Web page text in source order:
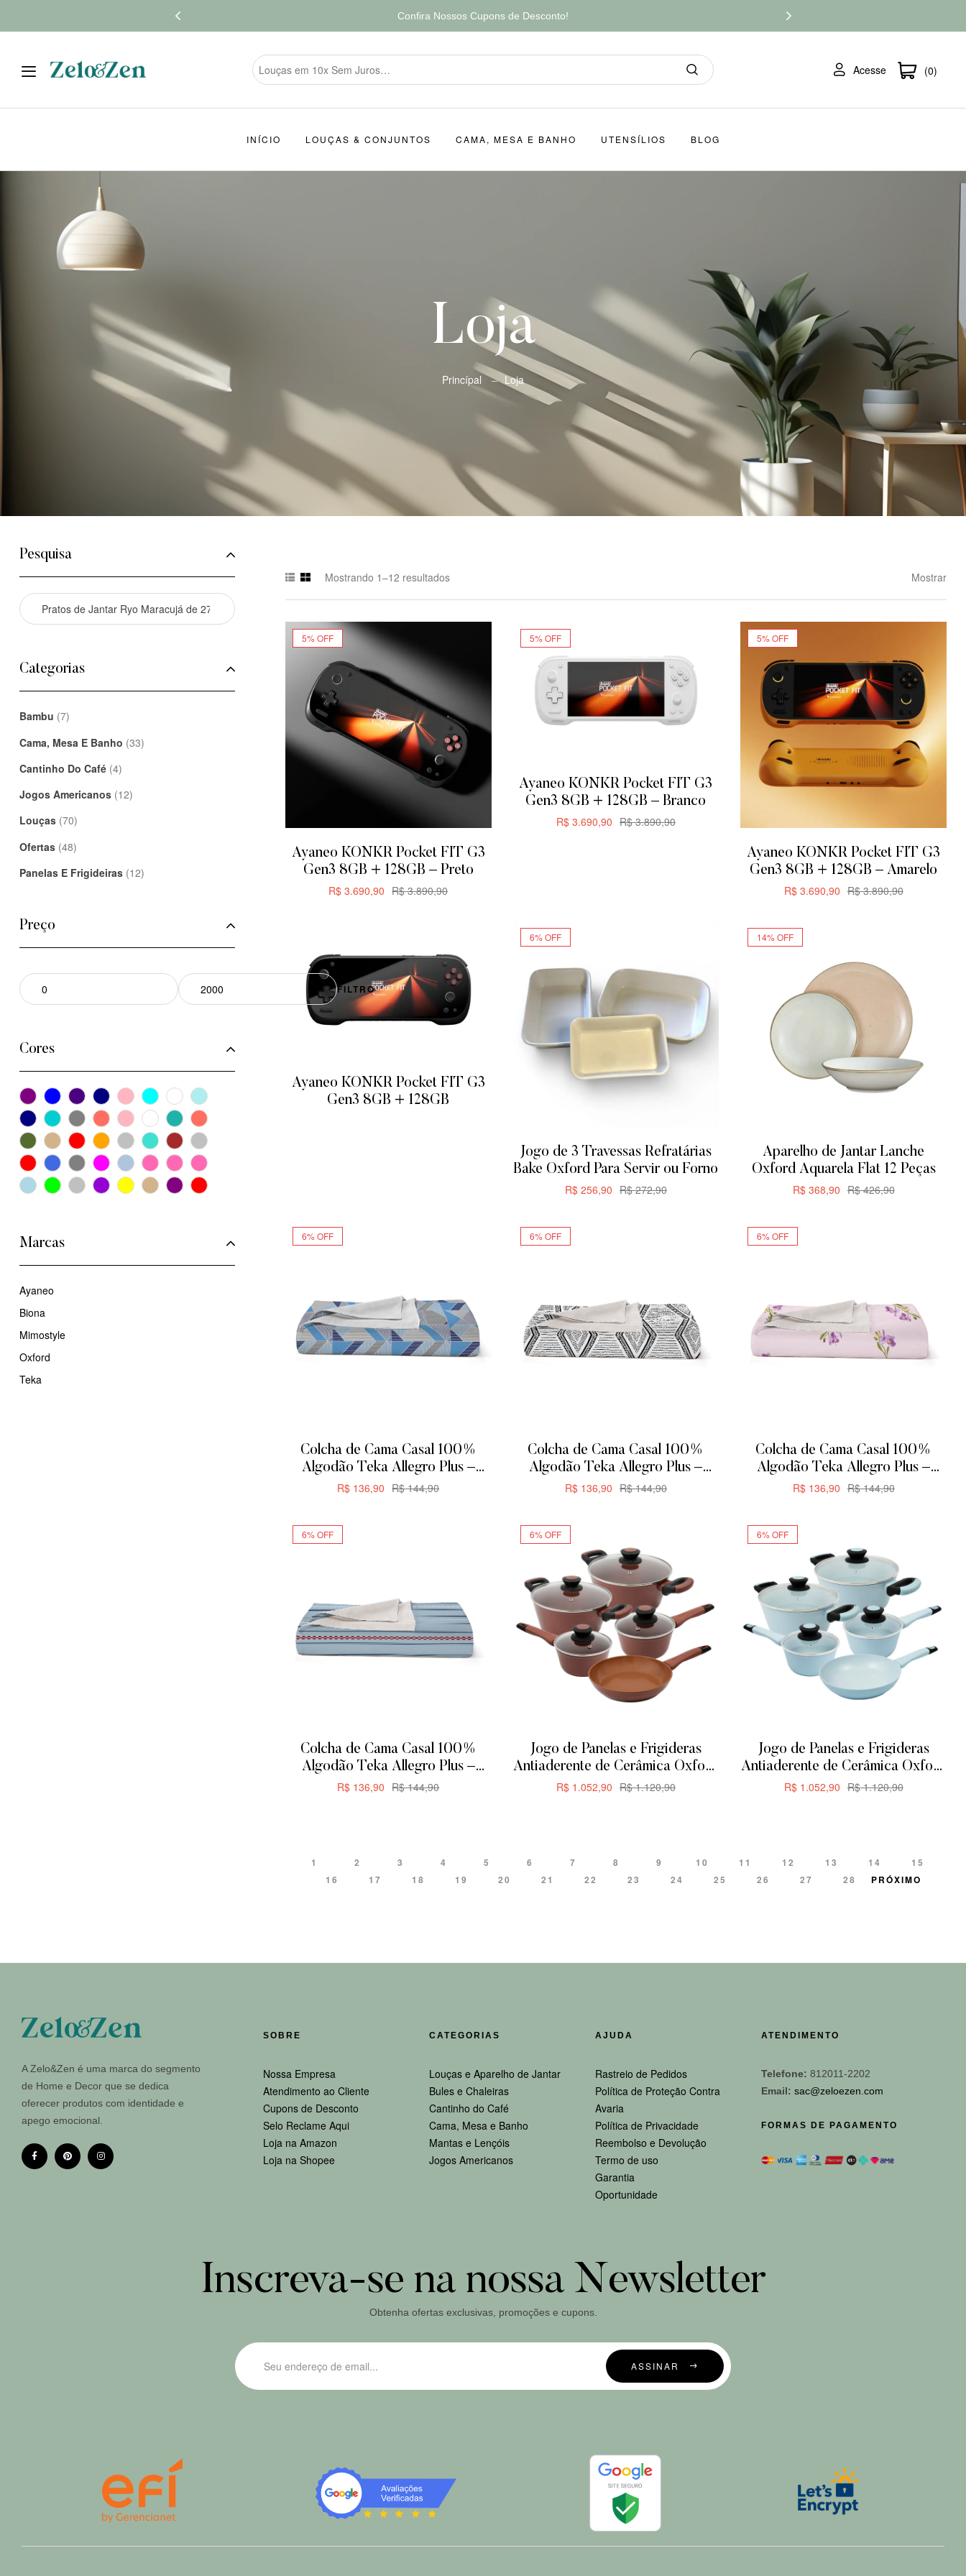
Confira Nossos Cupons de Desconto!
Acesse (0)
INÍCIO LOUÇAS & CONJUNTOS CAMA, MESA E BANHO UTENSÍLIOS BLOG
Loja
Princípal Loja
Mostrando 1–12 resultados Mostrar
5% OFF
Ayaneo KONKR Pocket FIT G3
Gen3 8GB + 128GB – Preto
R$3.890,90
R$ 3.690,90
5% OFF
Ayaneo KONKR Pocket FIT G3
Gen3 8GB + 128GB – Branco
R$3.890,90
R$3.690,90
5% OFF
Ayaneo KONKR Pocket FIT G3
Gen3 8GB + 128GB – Amarelo
R$3.890,90
R$3.690,90
Ayaneo KONKR Pocket FIT G3
Gen3 8GB + 128GB
6% OFF
Jogo de 3 Travessas Refratárias
Bake Oxford Para Servir ou Forno
R$272,90
R$256,90
14% OFF
Aparelho de Jantar Lanche
Oxford Aquarela Flat 12 Peças
R$426,90
R$368,90
6% OFF
Colcha de Cama Casal 100%
Algodão Teka Allegro Plus –
200x230cm – Triangular
R$144,90
R$ 136,90
6% OFF
Colcha de Cama Casal 100%
Algodão Teka Allegro Plus –
200x230cm – Zag
R$144,90
R$136,90
6% OFF
Colcha de Cama Casal 100%
Algodão Teka Allegro Plus –
200x230cm – Orquídeas
R$144,90
R$136,90
6% OFF
Colcha de Cama Casal 100%
Algodão Teka Allegro Plus –
200x230cm – Rayas
R$144,90
R$ 136,90
6% OFF
Jogo de Panelas e Frigideras
Antiaderente de Cerâmica Oxford
Everyday 5 Peças
R$1.120,90
R$1.052,90
6% OFF
Jogo de Panelas e Frigideras
Antiaderente de Cerâmica Oxford
Everyday 5 Peças
R$1.120,90
R$1.052,90
1 2 3 4 5 6 7 8 9 10 11 12 13 14
15
16
17 18 19 20 21 22 23 24 25 26 27 28 PRÓXIMO
Pesquisa
Categorias
Bambu (7)
Cama, Mesa E Banho (33)
Cantinho Do Café (4)
Jogos Americanos (12)
Louças (70)
Ofertas (48)
Panelas E Frigideiras (12)
Preço
FILTRO
Cores
Marcas
Ayaneo
Biona
Mimostyle
Oxford
Teka
A Zelo&Zen é uma marca do segmento
de Home e Decor que se dedica
oferecer produtos com identidade e
apego emocional.
SOBRE
Nossa Empresa
Atendimento ao Cliente
Cupons de Desconto
Selo Reclame Aqui
Loja na Amazon
Loja na Shopee
CATEGORIAS
Louças e Aparelho de Jantar
Bules e Chaleiras
Cantinho do Café
Cama, Mesa e Banho
Mantas e Lençóis
Jogos Americanos
AJUDA
Rastreio de Pedidos
Política de Proteção Contra
Avaria
Política de Privacidade
Reembolso e Devolução
Termo de uso
Garantia
Oportunidade
ATENDIMENTO
Telefone: 812011-2202
Email: sac@zeloezen.com
FORMAS DE PAGAMENTO
Inscreva-se na nossa Newsletter
Obtenha ofertas exclusivas, promoções e cupons.
ASSINAR